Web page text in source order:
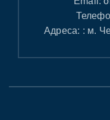
Адреса: : м.